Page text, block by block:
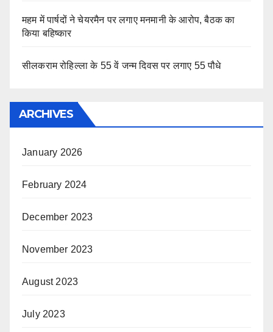
महम में पार्षदों ने चेयरमैन पर लगाए मनमानी के आरोप, बैठक का
किया बहिष्कार
सीलकराम रोहिल्ला के 55 वें जन्म दिवस पर लगाए 55 पौधे
ARCHIVES
January 2026
February 2024
December 2023
November 2023
August 2023
July 2023